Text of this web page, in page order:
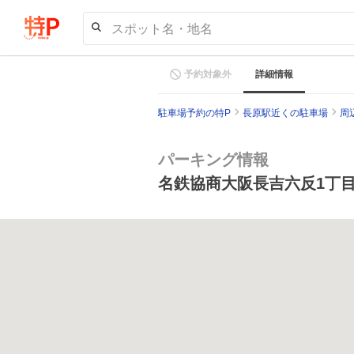
スポット名・地名
予約対象外 詳細情報
駐車場予約の特P 長原駅近くの駐車場 周
パーキング情報
名鉄協商大阪長吉六反1丁